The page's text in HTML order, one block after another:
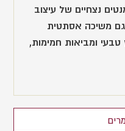
נצחיים של עיצוב
וגם משיכה אסתטית
ומביאות חמימות,